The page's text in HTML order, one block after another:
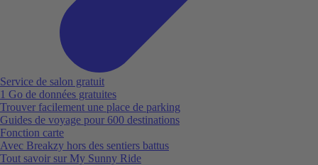
Service de salon gratuit
1 Go de données gratuites
Trouver facilement une place de parking
Guides de voyage pour 600 destinations
Fonction carte
Avec Breakzy hors des sentiers battus
Tout savoir sur My Sunny Ride